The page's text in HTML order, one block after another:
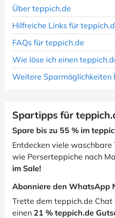
Über teppich.de
Hilfreiche Links für
FAQs für teppich.de
Wie löse ich einen
Weitere Sparmöglichkeiten
Spartipps für
Spare bis zu 55 % im
Entdecken viele waschbare
wie Perserteppiche nach
im Sale!
Abonniere den WhatsApp
Trette dem teppich.de
einen 21 % teppich.de